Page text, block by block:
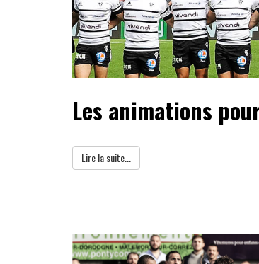
Les animations
Lire la suite...